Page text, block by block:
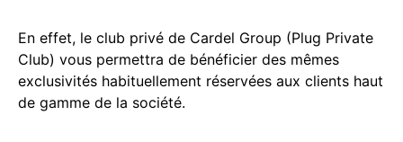
En effet, le club privé de Cardel Group (Plug Private
Club) vous permettra de bénéficier des mêmes
exclusivités habituellement réservées aux clients haut
de gamme de la société.